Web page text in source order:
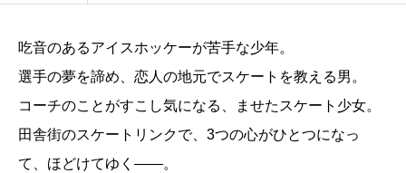
吃音のあるアイスホッケーが苦手な少年。
選手の夢を諦め、恋人の地元でスケートを教える男。
コーチのことがすこし気になる、ませたスケート少女。
田舎街のスケートリンクで、3つの心がひとつになっ
て、ほどけてゆく――。